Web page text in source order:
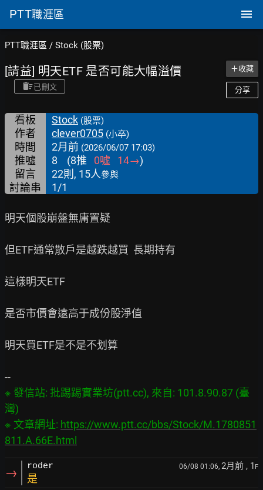
PTT職涯區
PTT職涯區 / Stock (股票)
[請益] 明天ETF 是否可能大幅溢價
已刪文
＋收藏
分享
看板 Stock (股票)
作者 clever0705 (小卒)
時間 2月前 (2026/06/07 17:03)
推噓 8 (8推 0噓 14→)
留言
22則, 15人參與
討論串 1/1
明天個股崩盤無庸置疑
但ETF通常散戶是越跌越買  長期持有
這樣明天ETF
是否市價會遠高于成份股淨值
明天買ETF是不是不划算
※ 發信站: 批踢踢實業坊(ptt.cc), 來自: 101.8.90.87 (臺
灣)
※ 文章網址: https://www.ptt.cc/bbs/Stock/M.1780851
811.A.66E.html
→ roder 06/08 01:06, 2月前 , 1 F
是